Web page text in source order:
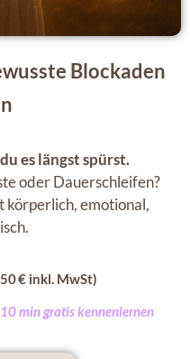
Blockaden
es längst spürst.
oder Dauerschleifen?
körperlich, emotional,
€ inkl. MwSt)
min gratis kennenlernen